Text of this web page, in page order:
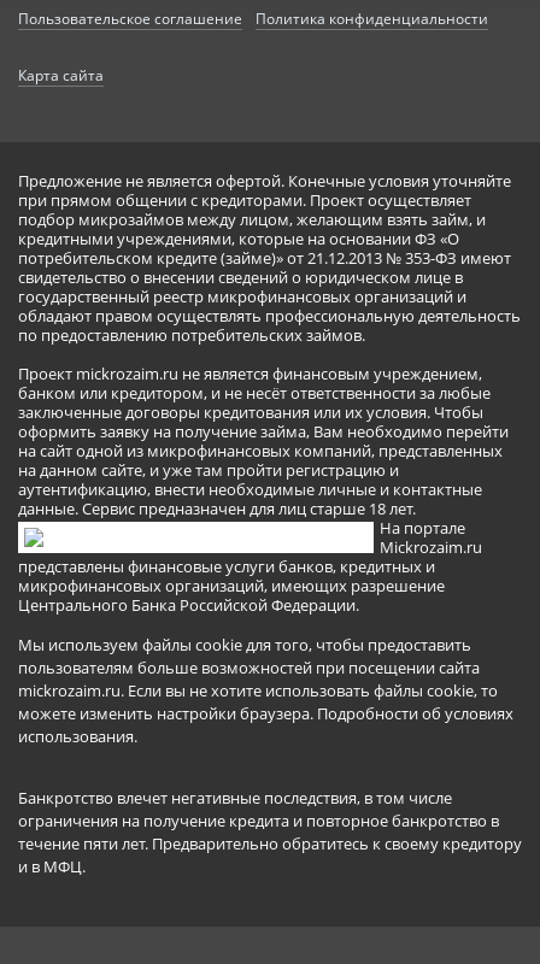
Пользовательское соглашение Политика конфиденциальности
Карта сайта
Предложение не является офертой. Конечные условия уточняйте
при прямом общении с кредиторами. Проект осуществляет
подбор микрозаймов между лицом, желающим взять займ, и
кредитными учреждениями, которые на основании ФЗ «О
потребительском кредите (займе)» от 21.12.2013 № 353-ФЗ имеют
свидетельство о внесении сведений о юридическом лице в
государственный реестр микрофинансовых организаций и
обладают правом осуществлять профессиональную деятельность
по предоставлению потребительских займов.
Проект mickrozaim.ru не является финансовым учреждением,
банком или кредитором, и не несёт ответственности за любые
заключенные договоры кредитования или их условия. Чтобы
оформить заявку на получение займа, Вам необходимо перейти
на сайт одной из микрофинансовых компаний, представленных
на данном сайте, и уже там пройти регистрацию и
аутентификацию, внести необходимые личные и контактные
данные. Сервис предназначен для лиц старше 18 лет.
На портале
Mickrozaim.ru
представлены финансовые услуги банков, кредитных и
микрофинансовых организаций, имеющих разрешение
Центрального Банка Российской Федерации.
Мы используем файлы cookie для того, чтобы предоставить
пользователям больше возможностей при посещении сайта
mickrozaim.ru. Если вы не хотите использовать файлы cookie, то
можете изменить настройки браузера. Подробности об условиях
использования.
Банкротство влечет негативные последствия, в том числе
ограничения на получение кредита и повторное банкротство в
течение пяти лет. Предварительно обратитесь к своему кредитору
и в МФЦ.